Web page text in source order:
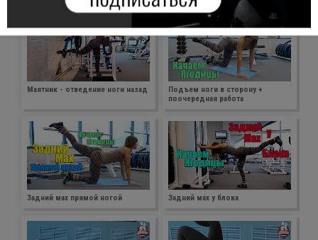
Маятник - отведение ноги назад
Подъем ноги в сторону +
поочередная работа
Задний мах прямой ногой Задний мах у блока